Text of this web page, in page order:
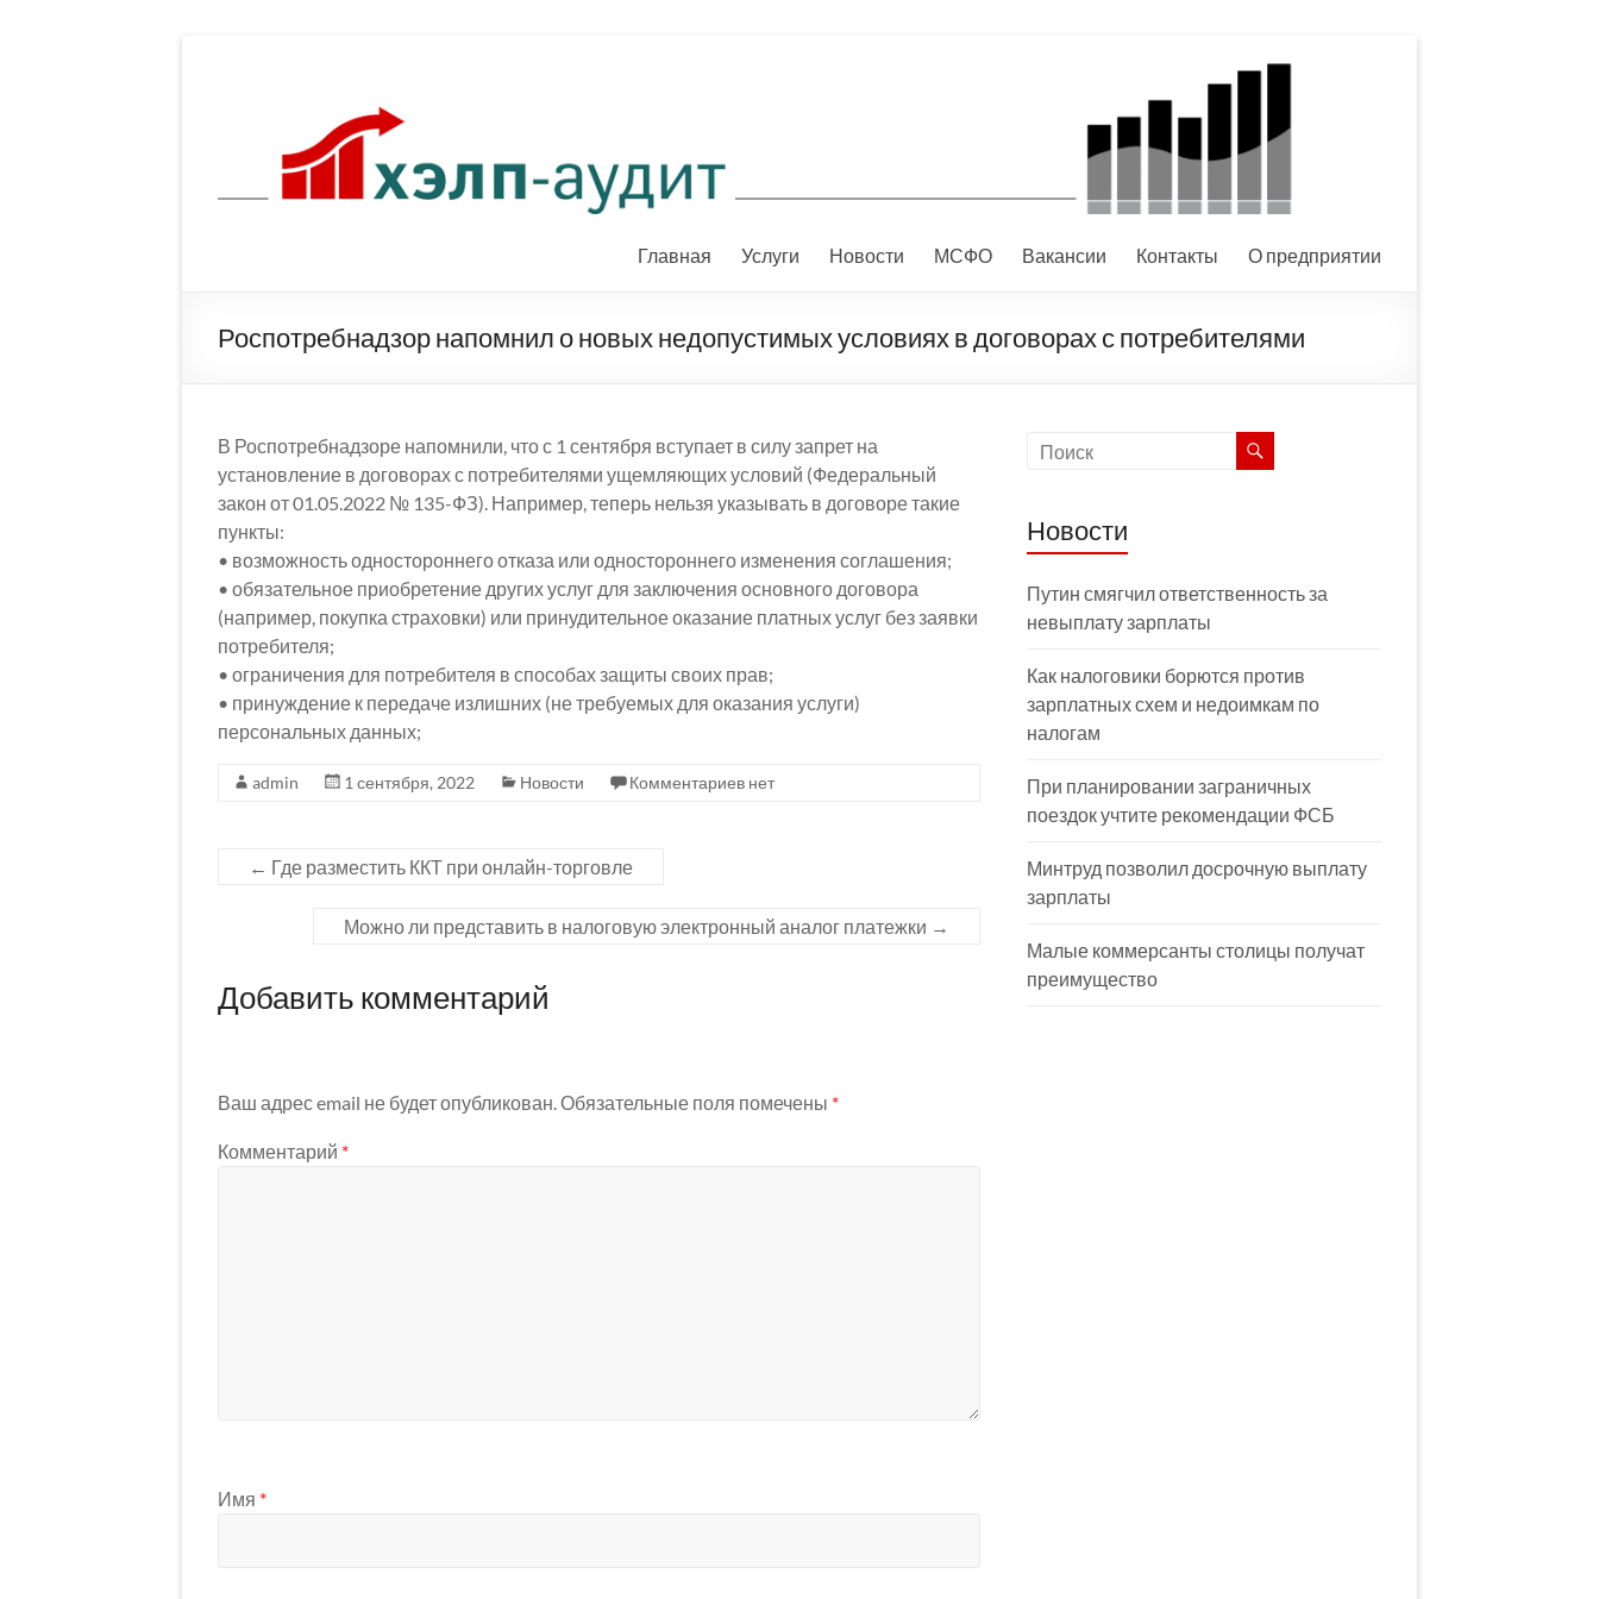
Главная Услуги Новости МСФО Вакансии Контакты О предприятии
Роспотребнадзор напомнил о новых недопустимых условиях в договорах с потребителями
В Роспотребнадзоре напомнили, что с 1 сентября вступает в силу запрет на
установление в договорах с потребителями ущемляющих условий (Федеральный
закон от 01.05.2022 № 135-ФЗ). Например, теперь нельзя указывать в договоре такие
пункты:
• возможность одностороннего отказа или одностороннего изменения соглашения;
• обязательное приобретение других услуг для заключения основного договора
(например, покупка страховки) или принудительное оказание платных услуг без заявки
потребителя;
• ограничения для потребителя в способах защиты своих прав;
• принуждение к передаче излишних (не требуемых для оказания услуги)
персональных данных;
admin 1 сентября, 2022 Новости Комментариев нет
← Где разместить ККТ при онлайн-торговле
Можно ли представить в налоговую электронный аналог платежки →
Добавить комментарий
Ваш адрес email не будет опубликован. Обязательные поля помечены *
Комментарий *
Имя *
Новости
Путин смягчил ответственность за
невыплату зарплаты
Как налоговики борются против
зарплатных схем и недоимкам по
налогам
При планировании заграничных
поездок учтите рекомендации ФСБ
Минтруд позволил досрочную выплату
зарплаты
Малые коммерсанты столицы получат
преимущество